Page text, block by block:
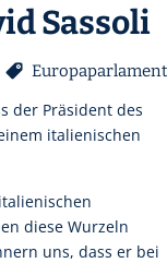
Sassoli
Europaparlament
der Präsident des
italienischen
diese Wurzeln
uns, dass er bei